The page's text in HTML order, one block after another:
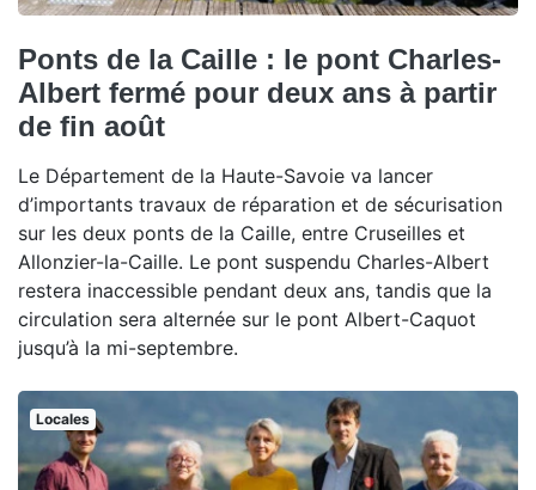
Ponts de la Caille : le pont Charles-
Albert fermé pour deux ans à partir
de fin août
Le Département de la Haute-Savoie va lancer
d’importants travaux de réparation et de sécurisation
sur les deux ponts de la Caille, entre Cruseilles et
Allonzier-la-Caille. Le pont suspendu Charles-Albert
restera inaccessible pendant deux ans, tandis que la
circulation sera alternée sur le pont Albert-Caquot
jusqu’à la mi-septembre.
Locales